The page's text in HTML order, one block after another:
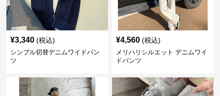
¥3,340 (税込)
シンプル切替デニムワイドパン
ツ
¥4,560 (税込)
メリハリシルエット デニムワイ
ドパンツ